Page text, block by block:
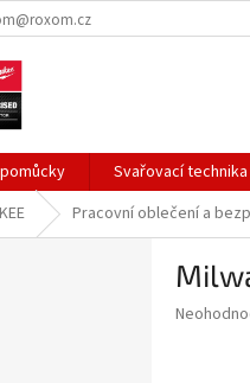
Svařovací technika
Pracovní oblečení a
Průměrné